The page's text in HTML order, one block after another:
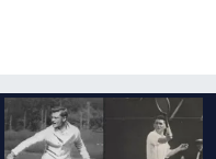
Futbolcular